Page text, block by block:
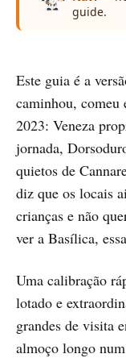
guide.
Este guia é a
caminhou, comeu
2023: Veneza
jornada,
quietos de
diz que os locais
crianças e não
ver a Basílica,
Uma calibração
lotado e
grandes de visita
almoço longo